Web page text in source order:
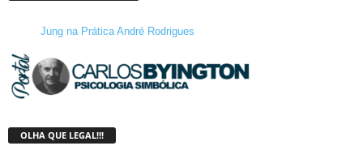
Jung na Prática André Rodrigues
OLHA QUE LEGAL!!!